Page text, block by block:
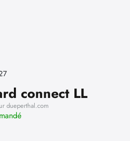
connect LL
dueperthal.com